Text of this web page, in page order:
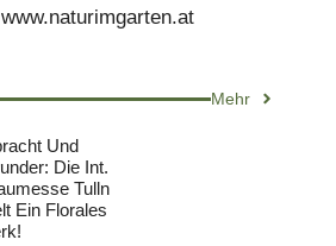
Mehr
Und
Die Int.
Tulln
Ein Florales